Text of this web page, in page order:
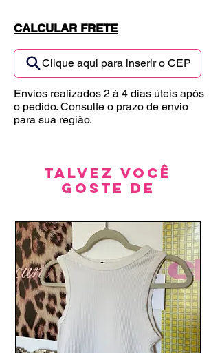
CALCULAR FRETE
Clique aqui para inserir o CEP
Envios realizados 2 à 4 dias úteis após
o pedido. Consulte o prazo de envio
para sua região.
Talvez você
goste de